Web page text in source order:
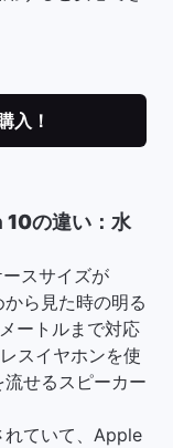
入！
の違い：水
スサイズが
ら見た時の明る
ートルまで対応
スイヤホンを使
せるスピーカー
れていて、Apple